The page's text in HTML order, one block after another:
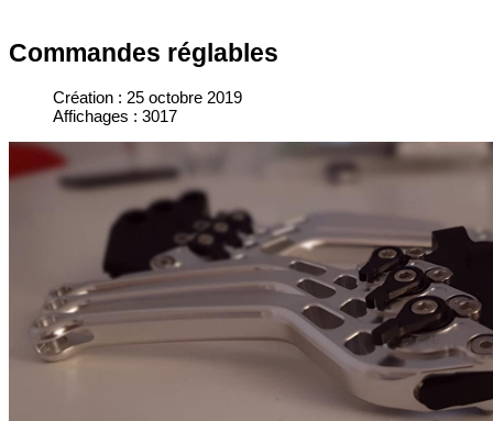
Commandes réglables
Création : 25 octobre 2019
Affichages : 3017